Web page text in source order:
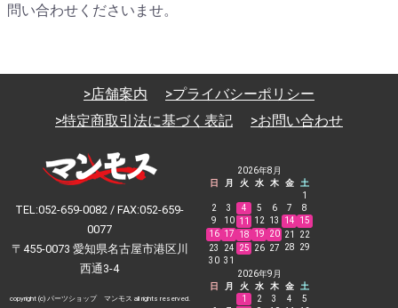
問い合わせくださいませ。
>店舗案内
>プライバシーポリシー
>特定商取引法に基づく表記
>お問い合わせ
TEL:052-659-0082 / FAX:052-659-
0077
〒455-0073 愛知県名古屋市港区川
西通3-4
copyright (c) パーツショップ マンモス all rights reserved.
2026年8月
日
月 火 水 木 金
土
1
2
3 4 5 6 7
8
9
10 11 12 13 14
15
16 17 18 19 20 21
22
23
24 25 26 27 28
29
30 31
2026年9月
日
月 火 水 木 金
土
1
2 3 4
5